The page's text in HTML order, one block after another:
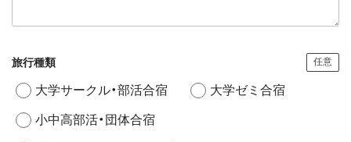
旅行種類 任意
大学サークル・部活合宿 大学ゼミ合宿
小中高部活・団体合宿